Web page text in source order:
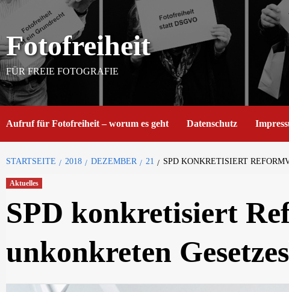
Skip
content
Fotofreiheit
FÜR FREIE FOTOGRAFIE
Aufruf für Fotofreiheit – worum es geht Datenschutz
STARTSEITE 2018 DEZEMBER 21 SPD KONKRETISIERT
Aktuelles
SPD konkretisiert
unkonkreten